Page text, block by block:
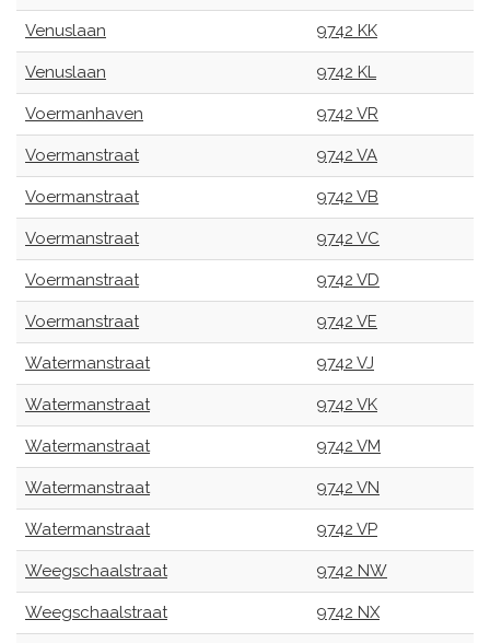
Venuslaan 9742 KK
Venuslaan 9742 KL
Voermanhaven 9742 VR
Voermanstraat 9742 VA
Voermanstraat 9742 VB
Voermanstraat 9742 VC
Voermanstraat 9742 VD
Voermanstraat 9742 VE
Watermanstraat 9742 VJ
Watermanstraat 9742 VK
Watermanstraat 9742 VM
Watermanstraat 9742 VN
Watermanstraat 9742 VP
Weegschaalstraat 9742 NW
Weegschaalstraat 9742 NX